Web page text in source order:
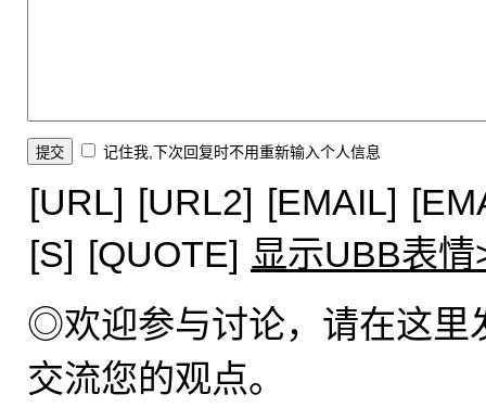
记住我,下次回复时不用重新输入个人信息
[URL] [URL2] [EMAIL]
[S] [QUOTE] 显示UBB表情
◎欢迎参与讨论，请在这里
交流您的观点。